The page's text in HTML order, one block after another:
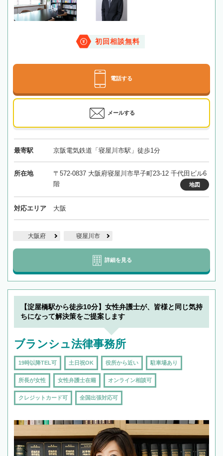
初回相談無料
電話する
メールする
最寄駅 京阪電気鉄道「寝屋川市駅」徒歩1分
所在地
〒572-0837 大阪府寝屋川市早子町23-12 千代田ビル6
階
地図
対応エリア 大阪
大阪府 寝屋川市
詳細を見る
【淀屋橋駅から徒歩10分】女性弁護士が、皆様と同じ気持
ちになって解決策をご提案します
ブランシュ法律事務所
19時以降TEL可 土日祝OK 役所から近い 駐車場あり
所長が女性 女性弁護士在籍 オンライン相談可
クレジットカード可 全国出張対応可